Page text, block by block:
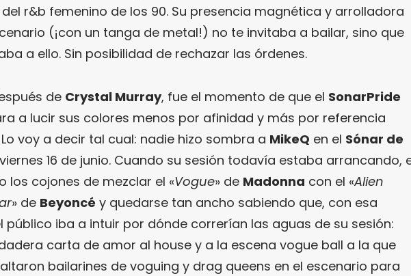
r&b femenino de los 90. Su presencia magnética y arrolladora
(¡con un tanga de metal!) no te invitaba a bailar, sino que
a ello. Sin posibilidad de rechazar las órdenes.
de Crystal Murray, fue el momento de que el SonarPride
a lucir sus colores menos por afinidad y más por referencia
voy a decir tal cual: nadie hizo sombra a MikeQ en el Sónar de
16 de junio. Cuando su sesión todavía estaba arrancando,
los cojones de mezclar el «Vogue» de Madonna con el «Alien
» de Beyoncé y quedarse tan ancho sabiendo que, con esa
público iba a intuir por dónde correrían las aguas de su sesión:
carta de amor al house y a la escena vogue ball a la que
bailarines de voguing y drag queens en el escenario para